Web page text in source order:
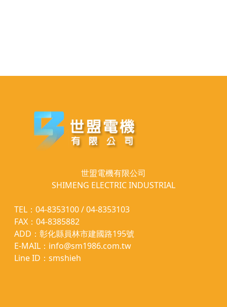
世盟電機有限公司
SHIMENG ELECTRIC INDUSTRIAL
TEL：04-8353100 / 04-8353103
FAX：04-8385882
ADD：彰化縣員林市建國路195號
E-MAIL：info@sm1986.com.tw
Line ID：smshieh